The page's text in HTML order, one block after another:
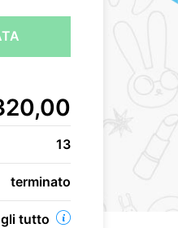
13
terminato
tutto